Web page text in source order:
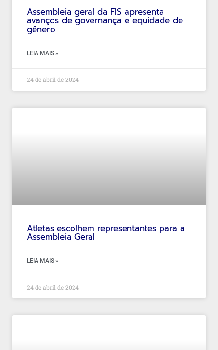
Assembleia geral da FIS apresenta
avanços de governança e equidade de
gênero
LEIA MAIS »
24 de abril de 2024
Atletas escolhem representantes para a
Assembleia Geral
LEIA MAIS »
24 de abril de 2024